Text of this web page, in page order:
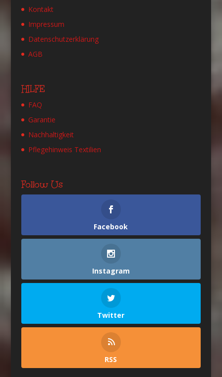
Kontakt
Impressum
Datenschutzerklärung
AGB
HILFE
FAQ
Garantie
Nachhaltigkeit
Pflegehinweis Textilien
Follow Us
Facebook
Instagram
Twitter
RSS